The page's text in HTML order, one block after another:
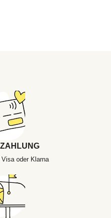
oder Klarna